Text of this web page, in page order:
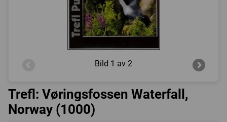
Bild 1 av 2
Trefl: Vøringsfossen Waterfall,
Norway (1000)